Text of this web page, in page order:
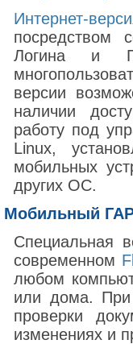
Интернет-
посредством
Логина и
версии
наличии
работу под
Linux,
мобильных
других ОС.
Мобильный
Специальная
современном
любом
или дома. При
проверки
изменениях и